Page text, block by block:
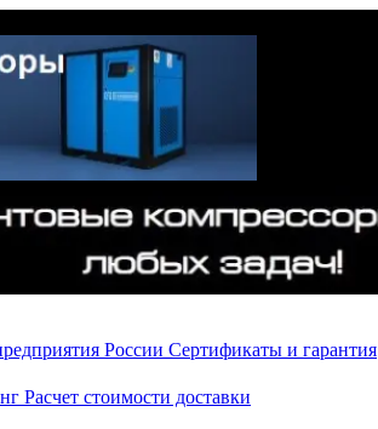
России Сертификаты и гарантия
Расчет стоимости доставки